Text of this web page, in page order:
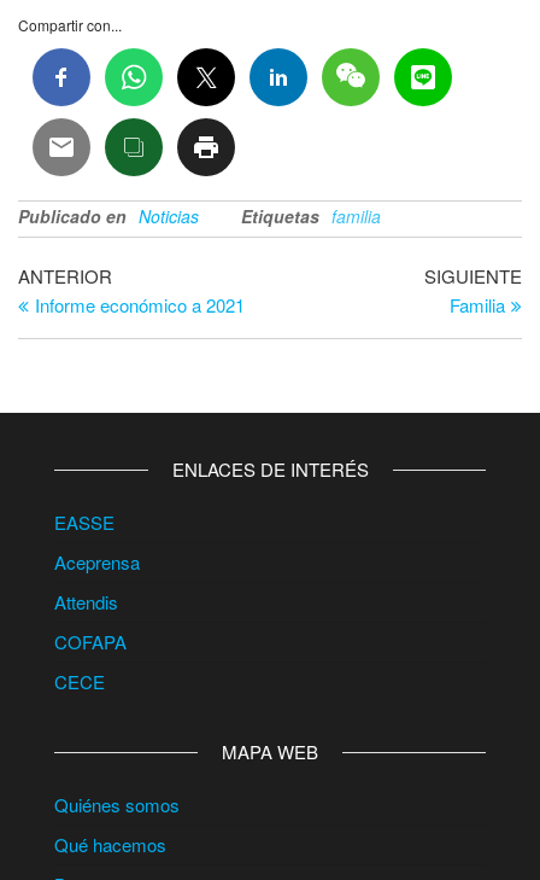
Compartir con...
Publicado en Noticias Etiquetas familia
Navegación
de
Entrada
anterior
ANTERIOR
Informe económico a 2021
SIGUIENTE
Familia
ENLACES DE INTERÉS
EASSE
Aceprensa
Attendis
COFAPA
CECE
MAPA WEB
Quiénes somos
Qué hacemos